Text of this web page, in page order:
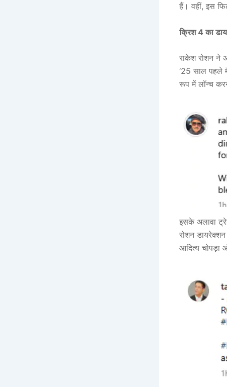
हैं। वहीं, इस
क्रिश 4 का
राकेश रोशन ने
‘25 साल पहले
रूप में लॉन्च
इसके अलावा
रोशन
आदित्य चोपड़ा